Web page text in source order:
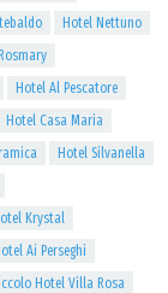
Hotel Nettuno
Hotel Al Pescatore
Hotel Casa Maria
Hotel Silvanella
Krystal
Ai Perseghi
Hotel Villa Rosa